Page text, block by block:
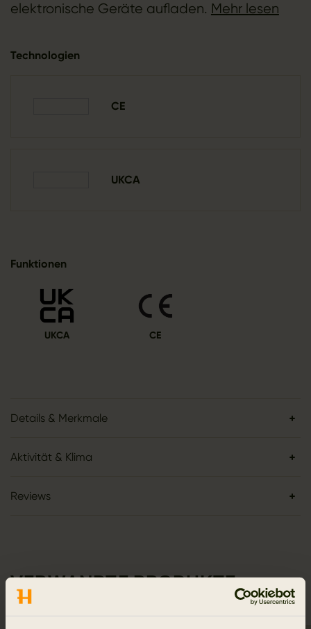
elektronische Geräte aufladen. Mehr lesen
Technologien
CE
UKCA
Funktionen
UKCA CE
Details & Merkmale
Aktivität & Klima
Reviews
VERWANDTE PRODUKTE